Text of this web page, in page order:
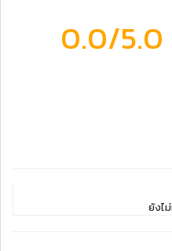
0.0/5.0
ยังไ